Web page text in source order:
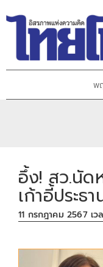
พ
อึ้ง! สว.นัด
เก้าอี้ประธ
11 กรกฎาคม 2567 เว